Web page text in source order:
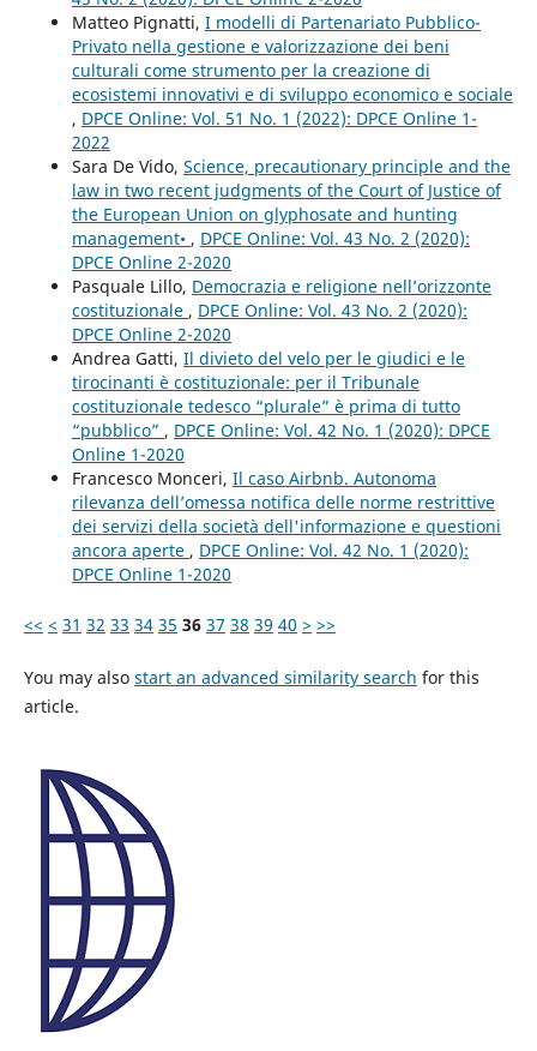
Matteo Pignatti, I modelli di Partenariato Pubblico-
Privato nella gestione e valorizzazione dei beni
culturali come strumento per la creazione di
ecosistemi innovativi e di sviluppo economico e sociale
, DPCE Online: Vol. 51 No. 1 (2022): DPCE Online 1-
2022
Sara De Vido, Science, precautionary principle and the
law in two recent judgments of the Court of Justice of
the European Union on glyphosate and hunting
management• , DPCE Online: Vol. 43 No. 2 (2020):
DPCE Online 2-2020
Pasquale Lillo, Democrazia e religione nell’orizzonte
costituzionale , DPCE Online: Vol. 43 No. 2 (2020):
DPCE Online 2-2020
Andrea Gatti, Il divieto del velo per le giudici e le
tirocinanti è costituzionale: per il Tribunale
costituzionale tedesco “plurale” è prima di tutto
“pubblico” , DPCE Online: Vol. 42 No. 1 (2020): DPCE
Online 1-2020
Francesco Monceri, Il caso Airbnb. Autonoma
rilevanza dell’omessa notifica delle norme restrittive
dei servizi della società dell'informazione e questioni
ancora aperte , DPCE Online: Vol. 42 No. 1 (2020):
DPCE Online 1-2020
<< < 31 32 33 34 35 36 37 38 39 40 > >>
You may also start an advanced similarity search for this
article.